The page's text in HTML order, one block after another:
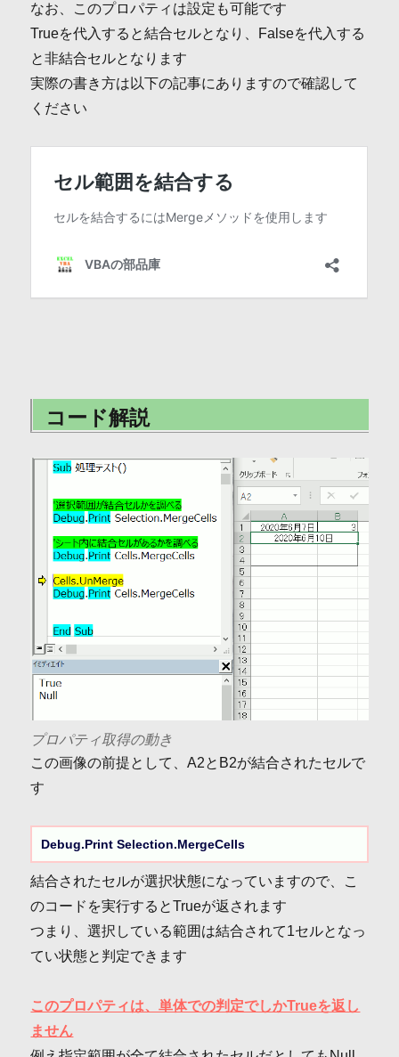
なお、このプロパティは設定も可能です
Trueを代入すると結合セルとなり、Falseを代入する
と非結合セルとなります
実際の書き方は以下の記事にありますので確認して
ください
コード解説
プロパティ取得の動き
この画像の前提として、A2とB2が結合されたセルで
す
Debug.Print Selection.MergeCells
結合されたセルが選択状態になっていますので、こ
のコードを実行するとTrueが返されます
つまり、選択している範囲は結合されて1セルとなっ
てい状態と判定できます
このプロパティは、単体での判定でしかTrueを返し
ません